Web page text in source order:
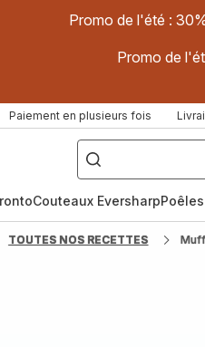
Promo de l'été :
Promo de
Paiement en plusieurs fois
["Poêles
inox,
Cake
Factory,
Couteaux Eversharp
TOUTES NOS RECETTES